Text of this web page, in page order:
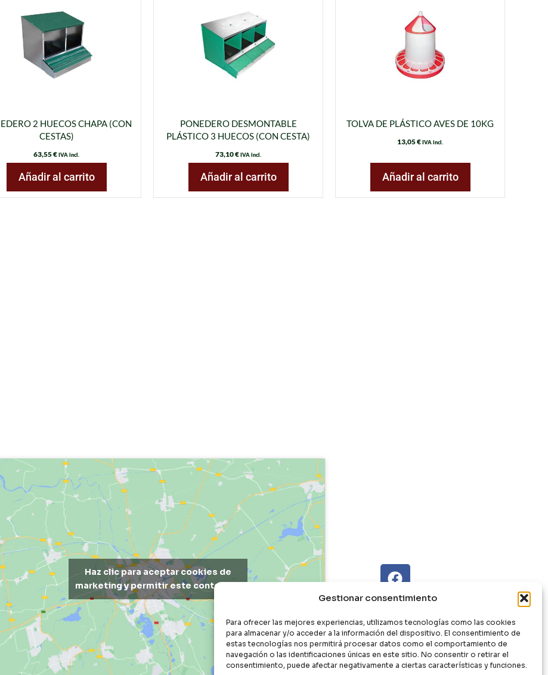
Gestionar consentimiento
Para ofrecer las mejores experiencias, utilizamos tecnologías como las cookies
para almacenar y/o acceder a la información del dispositivo. El consentimiento de
estas tecnologías nos permitirá procesar datos como el comportamiento de
navegación o las identificaciones únicas en este sitio. No consentir o retirar el
consentimiento, puede afectar negativamente a ciertas características y funciones.
2 HUECOS CHAPA (CON
CESTAS)
63,55€IVA incl.
Añadir al carrito
PONEDERO DESMONTABLE
PLÁSTICO 3 HUECOS (CON CESTA)
73,10€IVA incl.
Añadir al carrito
TOLVA DE PLÁSTICO AVES DE 10KG
13,05€IVA incl.
Añadir al carrito
Haz clic para aceptar cookies de
marketing y permitir este contenido